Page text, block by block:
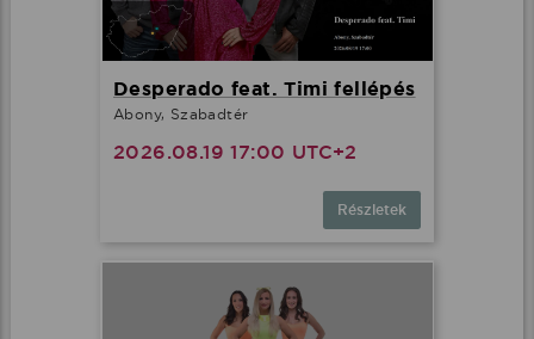
Desperado feat. Timi fellépés
Abony, Szabadtér
2026.08.19 17:00 UTC+2
Részletek